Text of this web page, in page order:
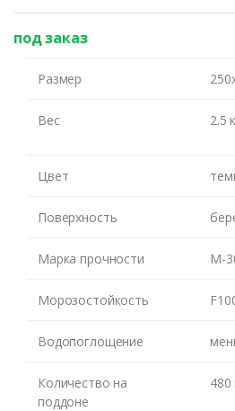
под заказ
Размер
Вес 2.5
Цвет
Поверхность
Марка прочности М-
Морозостойкость
Водопоглощение
Количество на
поддоне
480
Оставьте